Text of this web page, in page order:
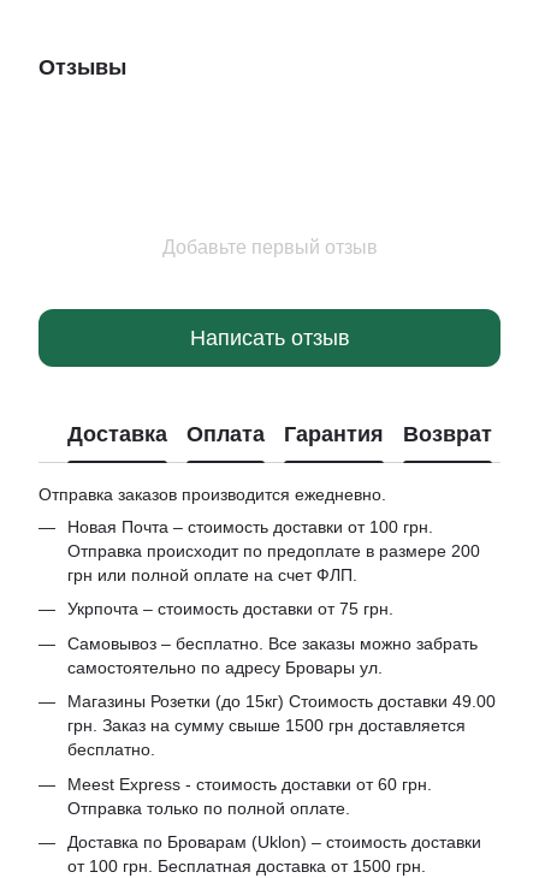
Отзывы
Добавьте первый отзыв
Написать отзыв
Доставка Оплата Гарантия Возврат
Отправка заказов производится ежедневно.
Новая Почта – стоимость доставки от 100 грн.
Отправка происходит по предоплате в размере 200
грн или полной оплате на счет ФЛП.
Укрпочта – стоимость доставки от 75 грн.
Самовывоз – бесплатно. Все заказы можно забрать
самостоятельно по адресу Бровары ул.
Магазины Розетки (до 15кг) Стоимость доставки 49.00
грн. Заказ на сумму свыше 1500 грн доставляется
бесплатно.
Meest Express - стоимость доставки от 60 грн.
Отправка только по полной оплате.
Доставка по Броварам (Uklon) – стоимость доставки
от 100 грн. Бесплатная доставка от 1500 грн.